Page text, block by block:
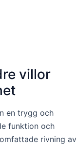
villor
en trygg och
funktion och
rivning av